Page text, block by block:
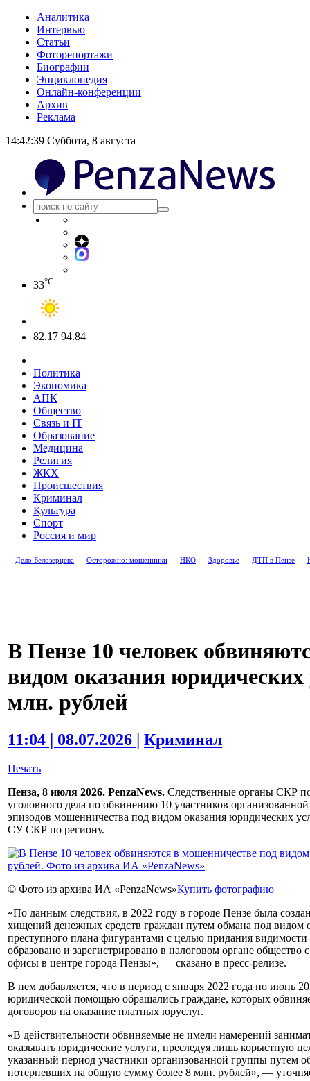
Аналитика
Интервью
Статьи
Фоторепортажи
Биографии
Энциклопедия
Онлайн-конференции
Архив
Реклама
14:42:39 Суббота, 8 августа
33°C
82.17 94.84
Политика
Экономика
АПК
Общество
Связь и IT
Образование
Медицина
Религия
ЖКХ
Происшествия
Криминал
Культура
Спорт
Россия и мир
Дело Белозерцева Осторожно: мошенники НКО Здоровье ДТП в Пензе
В Пензе 10 человек
видом оказания юридических
млн. рублей
11:04 | 08.07.2026 | Криминал
Печать
Пенза, 8 июля 2026. PenzaNews. Следственные органы СКР
уголовного дела по обвинению 10 участников
эпизодов мошенничества под видом оказания юридических
СУ СКР по региону.
© Фото из архива ИА «PenzaNews»Купить фотографию
«По данным следствия, в 2022 году в городе Пензе была
хищений денежных средств граждан путем обмана под видом
преступного плана фигурантами с целью придания видимости
образовано и зарегистрировано в налоговом органе
офисы в центре города Пензы», — сказано в пресс-релизе.
В нем добавляется, что в период с января 2022 года по июнь
юридической помощью обращались граждане, которых
договоров на оказание платных юруслуг.
«В действительности обвиняемые не имели намерений
оказывать юридические услуги, преследуя лишь корыстную
указанный период участники организованной группы путем
потерпевших на общую сумму более 8 млн. рублей», —